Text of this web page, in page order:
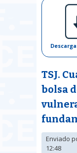
TSJ.
bolsa
Enviado
12:48